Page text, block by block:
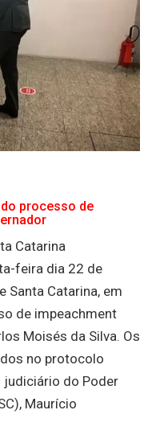
processo de
Catarina
feira dia 22 de
Santa Catarina, em
de impeachment
Moisés da Silva. Os
no protocolo
do Poder
Maurício